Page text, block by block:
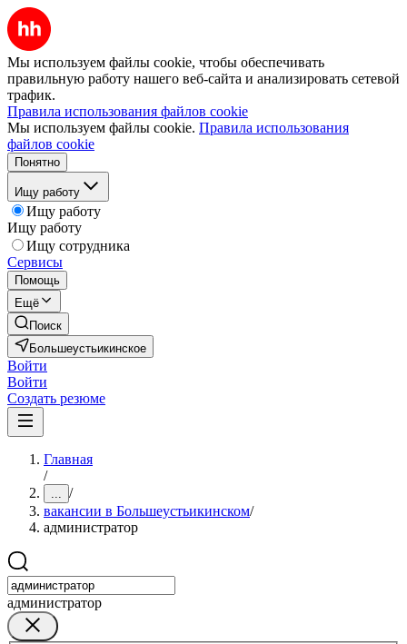
Мы используем файлы cookie, чтобы обеспечивать
правильную работу нашего веб-сайта и анализировать сетевой
трафик.
Правила использования файлов cookie
Мы используем файлы cookie. Правила использования
файлов cookie
Понятно
Ищу работу
Ищу работу
Ищу работу
Ищу сотрудника
Сервисы
Помощь
Ещё
Поиск
Большеустьикинское
Войти
Войти
Создать резюме
Главная
/
... /
вакансии в Большеустьикинском/
администратор
администратор